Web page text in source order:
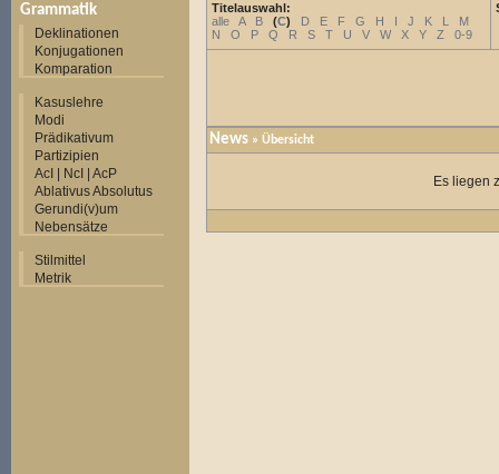
Grammatik
Deklinationen
Konjugationen
Komparation
Kasuslehre
Modi
Prädikativum
Partizipien
AcI | NcI | AcP
Ablativus Absolutus
Gerundi(v)um
Nebensätze
Stilmittel
Metrik
Titelauswahl:
alle
A B (C) D E F G H I J K L
M
N
O P Q R S T U V W X Y Z 0-9
News » Übersicht
Es liegen